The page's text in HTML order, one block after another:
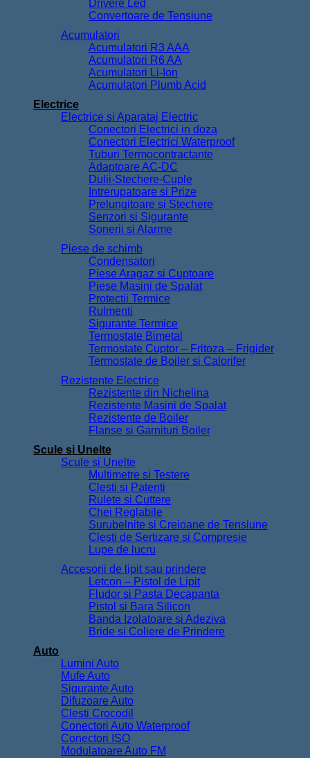
Drivere Led
Convertoare de Tensiune
Acumulatori
Acumulatori R3 AAA
Acumulatori R6 AA
Acumulatori Li-Ion
Acumulatori Plumb Acid
Electrice
Electrice si Aparataj Electric
Conectori Electrici in doza
Conectori Electrici Waterproof
Tuburi Termocontractante
Adaptoare AC-DC
Dulii-Stechere-Cuple
Intrerupatoare si Prize
Prelungitoare si Stechere
Senzori si Sigurante
Sonerii si Alarme
Piese de schimb
Condensatori
Piese Aragaz si Cuptoare
Piese Masini de Spalat
Protectii Termice
Rulmenti
Sigurante Termice
Termostate Bimetal
Termostate Cuptor – Fritoza – Frigider
Termostate de Boiler si Calorifer
Rezistente Electrice
Rezistente din Nichelina
Rezistente Masini de Spalat
Rezistente de Boiler
Flanse si Garnituri Boiler
Scule si Unelte
Scule si Unelte
Multimetre si Testere
Clesti si Patenti
Rulete si Cuttere
Chei Reglabile
Surubelnite si Creioane de Tensiune
Clesti de Sertizare si Compresie
Lupe de lucru
Accesorii de lipit sau prindere
Letcon – Pistol de Lipit
Fludor si Pasta Decapanta
Pistol si Bara Silicon
Banda Izolatoare si Adeziva
Bride si Coliere de Prindere
Auto
Lumini Auto
Mufe Auto
Sigurante Auto
Difuzoare Auto
Clesti Crocodil
Conectori Auto Waterproof
Conectori ISO
Modulatoare Auto FM